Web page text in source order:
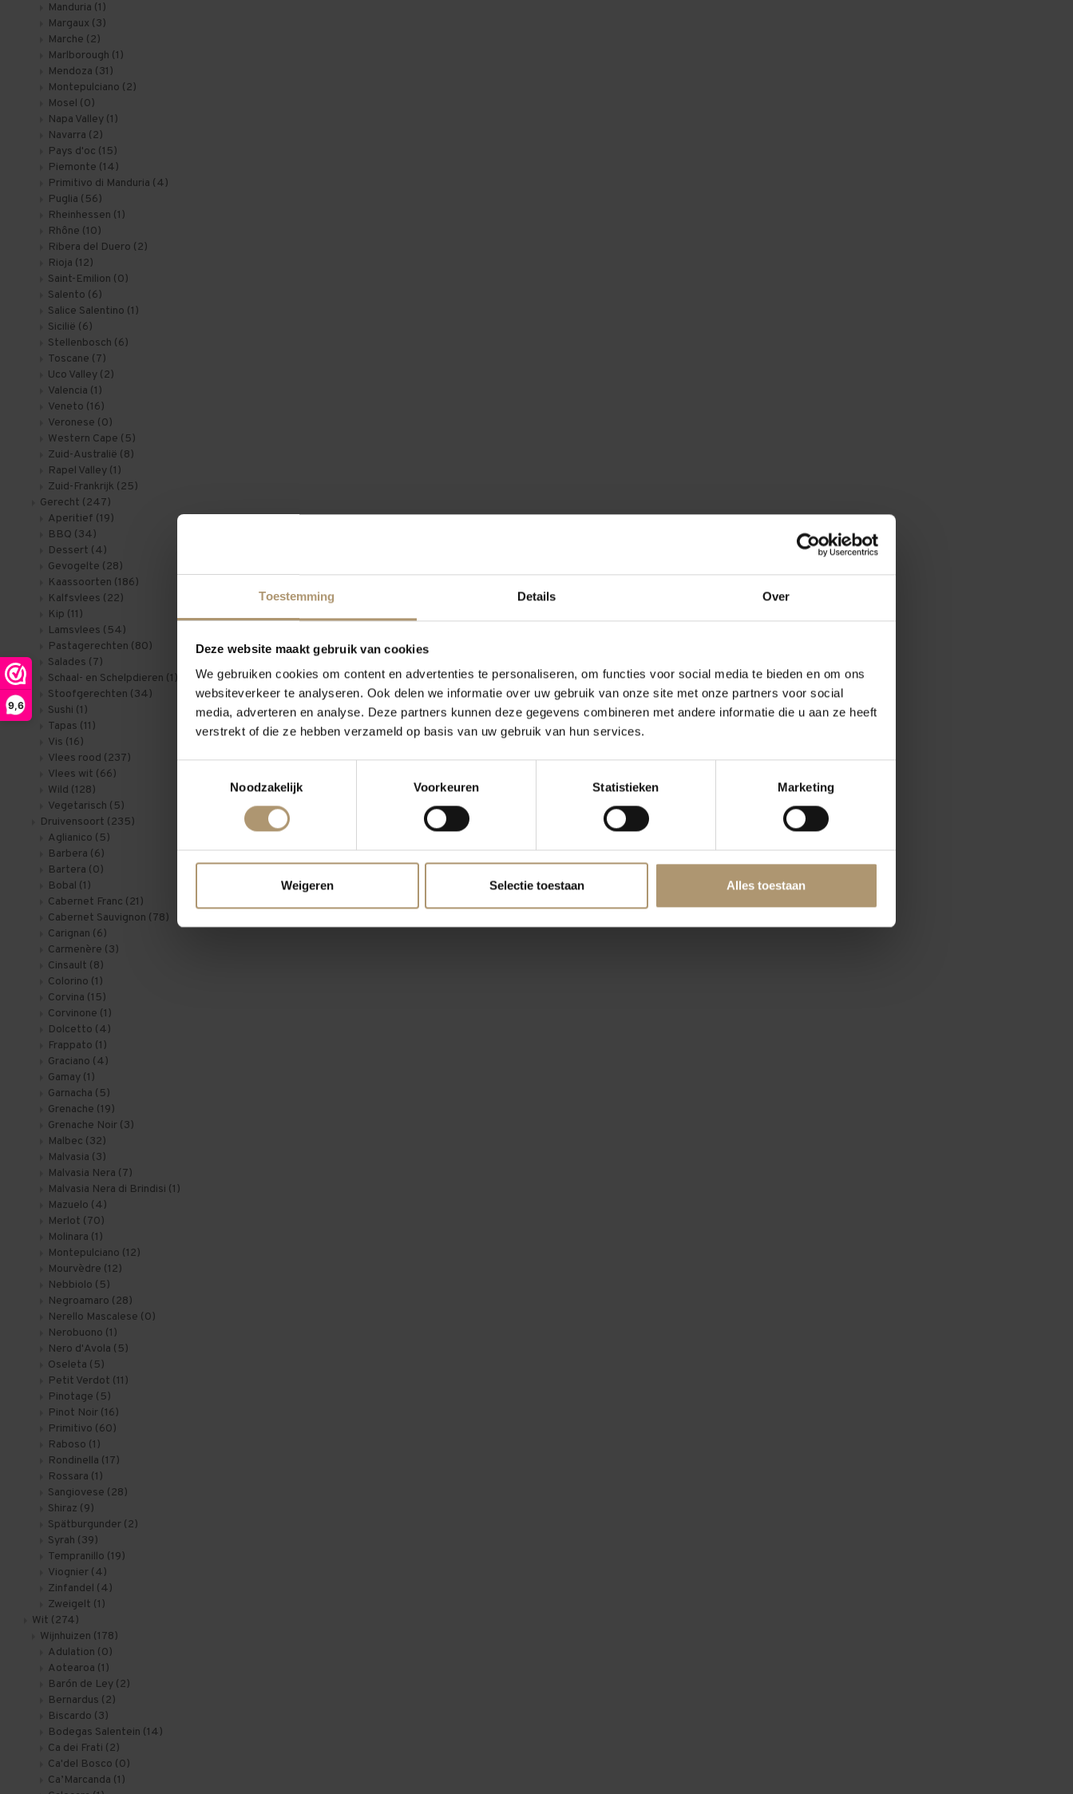
9,6
Toestemming Details Over
Deze website maakt gebruik van cookies
We gebruiken cookies om content en advertenties te personaliseren, om functies voor social media te bieden en om ons
websiteverkeer te analyseren. Ook delen we informatie over uw gebruik van onze site met onze partners voor social
media, adverteren en analyse. Deze partners kunnen deze gegevens combineren met andere informatie die u aan ze heeft
verstrekt of die ze hebben verzameld op basis van uw gebruik van hun services.
Noodzakelijk
Voorkeuren Statistieken Marketing
Weigeren Selectie toestaan Alles toestaan
Manduria (1)
Margaux (3)
Marche (2)
Marlborough (1)
Mendoza (31)
Montepulciano (2)
Mosel (0)
Napa Valley (1)
Navarra (2)
Pays d'oc (15)
Piemonte (14)
Primitivo di Manduria (4)
Puglia (56)
Rheinhessen (1)
Rhône (10)
Ribera del Duero (2)
Rioja (12)
Saint-Emilion (0)
Salento (6)
Salice Salentino (1)
Sicilië (6)
Stellenbosch (6)
Toscane (7)
Uco Valley (2)
Valencia (1)
Veneto (16)
Veronese (0)
Western Cape (5)
Zuid-Australië (8)
Rapel Valley (1)
Zuid-Frankrijk (25)
Gerecht (247)
Aperitief (19)
BBQ (34)
Dessert (4)
Gevogelte (28)
Kaassoorten (186)
Kalfsvlees (22)
Kip (11)
Lamsvlees (54)
Pastagerechten (80)
Salades (7)
Schaal- en Schelpdieren (1)
Stoofgerechten (34)
Sushi (1)
Tapas (11)
Vis (16)
Vlees rood (237)
Vlees wit (66)
Wild (128)
Vegetarisch (5)
Druivensoort (235)
Aglianico (5)
Barbera (6)
Bartera (0)
Bobal (1)
Cabernet Franc (21)
Cabernet Sauvignon (78)
Carignan (6)
Carmenère (3)
Cinsault (8)
Colorino (1)
Corvina (15)
Corvinone (1)
Dolcetto (4)
Frappato (1)
Graciano (4)
Gamay (1)
Garnacha (5)
Grenache (19)
Grenache Noir (3)
Malbec (32)
Malvasia (3)
Malvasia Nera (7)
Malvasia Nera di Brindisi (1)
Mazuelo (4)
Merlot (70)
Molinara (1)
Montepulciano (12)
Mourvèdre (12)
Nebbiolo (5)
Negroamaro (28)
Nerello Mascalese (0)
Nerobuono (1)
Nero d'Avola (5)
Oseleta (5)
Petit Verdot (11)
Pinotage (5)
Pinot Noir (16)
Primitivo (60)
Raboso (1)
Rondinella (17)
Rossara (1)
Sangiovese (28)
Shiraz (9)
Spätburgunder (2)
Syrah (39)
Tempranillo (19)
Viognier (4)
Zinfandel (4)
Zweigelt (1)
Wit (274)
Wijnhuizen (178)
Adulation (0)
Aotearoa (1)
Barón de Ley (2)
Bernardus (2)
Biscardo (3)
Bodegas Salentein (14)
Ca dei Frati (2)
Ca'del Bosco (0)
Ca’Marcanda (1)